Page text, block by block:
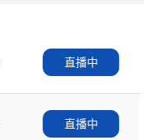
直播中
直播中